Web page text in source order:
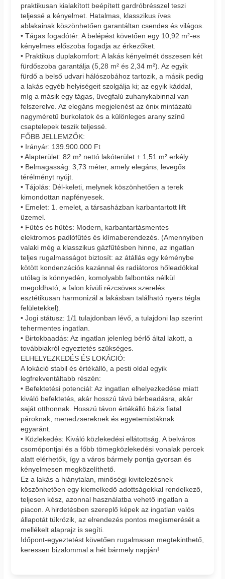
praktikusan kialakított beépített gardróbrésszel teszi
teljessé a kényelmet. Hatalmas, klasszikus íves
ablakainak köszönhetően garantáltan csendes és világos.
• Tágas fogadótér: A belépést követően egy 10,92 m²-es
kényelmes előszoba fogadja az érkezőket.
• Praktikus duplakomfort: A lakás kényelmét összesen két
fürdőszoba garantálja (5,28 m² és 2,34 m²). Az egyik
fürdő a belső udvari hálószobához tartozik, a másik pedig
a lakás egyéb helyiségeit szolgálja ki; az egyik káddal,
míg a másik egy tágas, üvegfalú zuhanykabinnal van
felszerelve. Az elegáns megjelenést az ónix mintázatú
nagyméretű burkolatok és a különleges arany színű
csaptelepek teszik teljessé.
FŐBB JELLEMZŐK:
• Irányár: 139.900.000 Ft
• Alapterület: 82 m² nettó lakóterület + 1,51 m² erkély.
• Belmagasság: 3,73 méter, amely elegáns, levegős
térélményt nyújt.
• Tájolás: Dél-keleti, melynek köszönhetően a terek
kimondottan napfényesek.
• Emelet: 1. emelet, a társasházban karbantartott lift
üzemel.
• Fűtés és hűtés: Modern, karbantartásmentes
elektromos padlófűtés és klímaberendezés. (Amennyiben
valaki még a klasszikus gázfűtésben hinne, az ingatlan
teljes rugalmasságot biztosít: az átállás egy kéménybe
kötött kondenzációs kazánnal és radiátoros hőleadókkal
utólag is könnyedén, komolyabb falbontás nélkül
megoldható; a falon kívüli rézcsöves szerelés
esztétikusan harmonizál a lakásban található nyers tégla
felületekkel).
• Jogi státusz: 1/1 tulajdonban lévő, a tulajdoni lap szerint
tehermentes ingatlan.
• Birtokbaadás: Az ingatlan jelenleg bérlő által lakott, a
továbbiakról egyeztetés szükséges.
ELHELYEZKEDÉS ÉS LOKÁCIÓ:
A lokáció stabil és értékálló, a pesti oldal egyik
legfrekventáltabb részén:
• Befektetési potenciál: Az ingatlan elhelyezkedése miatt
kiváló befektetés, akár hosszú távú bérbeadásra, akár
saját otthonnak. Hosszú távon értékálló bázis fiatal
pároknak, menedzsereknek és egyetemistáknak
egyaránt.
• Közlekedés: Kiváló közlekedési ellátottság. A belváros
csomópontjai és a főbb tömegközlekedési vonalak percek
alatt elérhetők, így a város bármely pontja gyorsan és
kényelmesen megközelíthető.
Ez a lakás a hiánytalan, minőségi kivitelezésnek
köszönhetően egy kiemelkedő adottságokkal rendelkező,
teljesen kész, azonnal használatba vehető ingatlan a
piacon. A hirdetésben szereplő képek az ingatlan valós
állapotát tükrözik, az elrendezés pontos megismerését a
mellékelt alaprajz is segíti.
Időpont-egyeztetést követően rugalmasan megtekinthető,
keressen bizalommal a hét bármely napján!